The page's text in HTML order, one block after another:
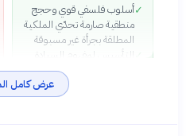
✓أسلوب فلسفي قوي وحجج
منطقية صارمة تحدّي الملكية
المطلقة بجرأة غير مسبوقة
التأسيس لمفهوم السيادة
الشعبية الذي صار أساس
الديمقراطية الحديثة
الربط العميق بين طبيعة
عرض كامل